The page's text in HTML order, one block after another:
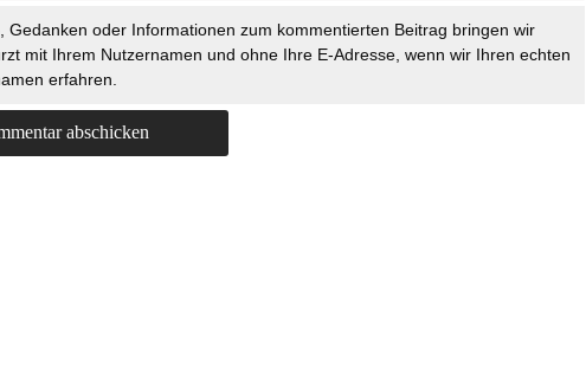
Gedanken oder Informationen zum kommentierten Beitrag bringen wir
mit Ihrem Nutzernamen und ohne Ihre E-Adresse, wenn wir Ihren echten
erfahren.